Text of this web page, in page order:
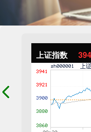
上证指数